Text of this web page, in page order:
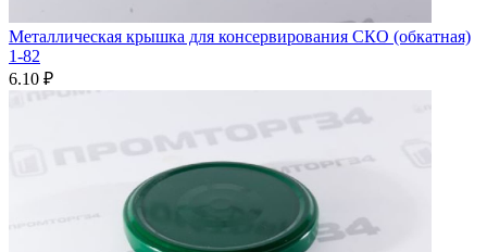
Металлическая крышка для консервирования СКО (обкатная)
1-82
6.10 ₽